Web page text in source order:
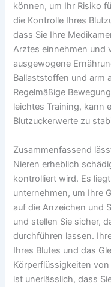
können, um Ihr Risiko
die Kontrolle Ihres
dass Sie Ihre
Arztes einnehmen und
ausgewogene
Ballaststoffen und arm
Regelmäßige
leichtes Training, kann
Blutzuckerwerte zu
Zusammenfassend
Nieren erheblich
kontrolliert wird. Es
unternehmen, um Ihre
auf die Anzeichen und
und stellen Sie sicher,
durchführen lassen.
Ihres Blutes und das
Körperflüssigkeiten
ist unerlässlich, dass